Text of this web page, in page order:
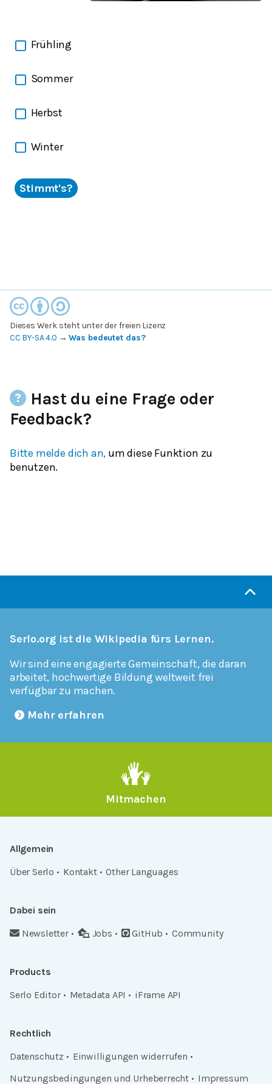
Frühling
Sommer
Herbst
Winter
Stimmt's?
Dieses Werk steht unter der freien Lizenz
CC BY-SA 4.0 →Was bedeutet das?
Hast du eine Frage oder
Feedback?
Bitte melde dich an, um diese Funktion zu
benutzen.
Serlo.org ist die Wikipedia fürs Lernen.
Wir sind eine engagierte Gemeinschaft, die daran
arbeitet, hochwertige Bildung weltweit frei
verfügbar zu machen.
Mehr erfahren
Mitmachen
Allgemein
Über Serlo
Kontakt Other Languages
Dabei sein
Newsletter
Jobs GitHub Community
Products
Serlo Editor
Metadata API iFrame API
Rechtlich
Datenschutz
Einwilligungen widerrufen
Nutzungsbedingungen und Urheberrecht
Impressum